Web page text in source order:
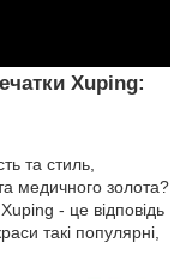
Xuping:
та стиль,
медичного золота?
- це відповідь
такі популярні,